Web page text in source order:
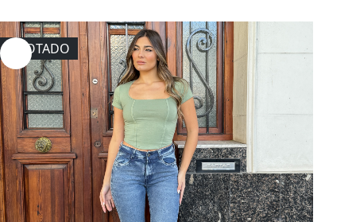
AGOTADO